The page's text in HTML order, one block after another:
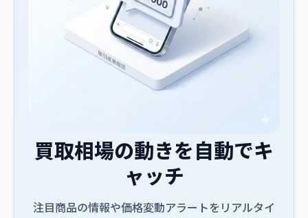
買取相場の動きを自動でキ
ャッチ
注目商品の情報や価格変動アラートをリアルタイ